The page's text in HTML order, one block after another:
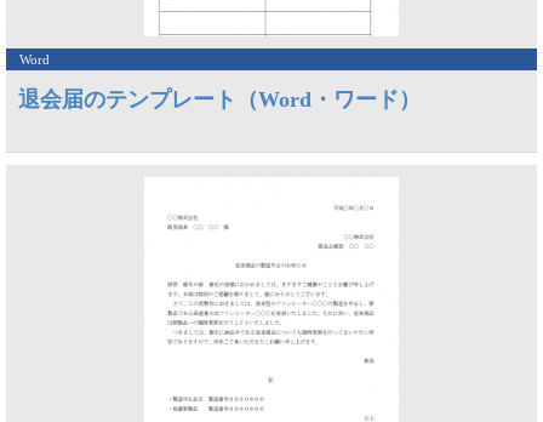
Word
退会届のテンプレート（Word・ワード）